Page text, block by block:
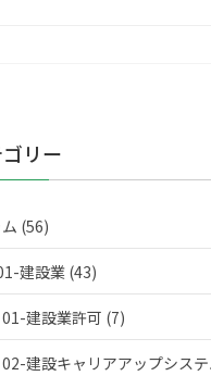
リー
(56)
建設業 (43)
01-建設業許可 (7)
02-建設キャリアアップシス